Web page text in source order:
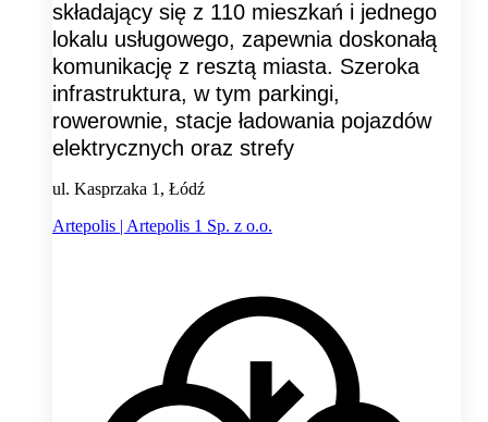
składający się z 110 mieszkań i jednego
lokalu usługowego, zapewnia doskonałą
komunikację z resztą miasta. Szeroka
infrastruktura, w tym parkingi,
rowerownie, stacje ładowania pojazdów
elektrycznych oraz strefy
ul. Kasprzaka 1, Łódź
Artepolis | Artepolis 1 Sp. z o.o.